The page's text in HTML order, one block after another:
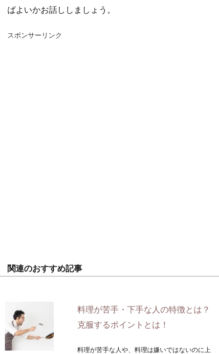
ばよいかお話ししましょう。
スポンサーリンク
関連のおすすめ記事
料理が苦手・下手な人の特徴とは？
克服するポイントとは！
料理が苦手な人や、料理は嫌いではないのに上